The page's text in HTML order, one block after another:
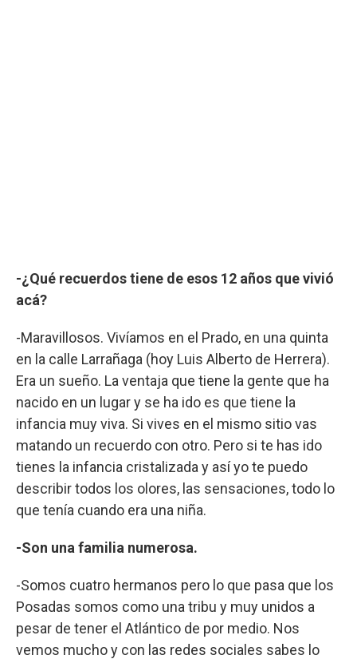
-¿Qué recuerdos tiene de esos 12 años que vivió
acá?
-Maravillosos. Vivíamos en el Prado, en una quinta
en la calle Larrañaga (hoy Luis Alberto de Herrera).
Era un sueño. La ventaja que tiene la gente que ha
nacido en un lugar y se ha ido es que tiene la
infancia muy viva. Si vives en el mismo sitio vas
matando un recuerdo con otro. Pero si te has ido
tienes la infancia cristalizada y así yo te puedo
describir todos los olores, las sensaciones, todo lo
que tenía cuando era una niña.
-Son una familia numerosa.
-Somos cuatro hermanos pero lo que pasa que los
Posadas somos como una tribu y muy unidos a
pesar de tener el Atlántico de por medio. Nos
vemos mucho y con las redes sociales sabes lo